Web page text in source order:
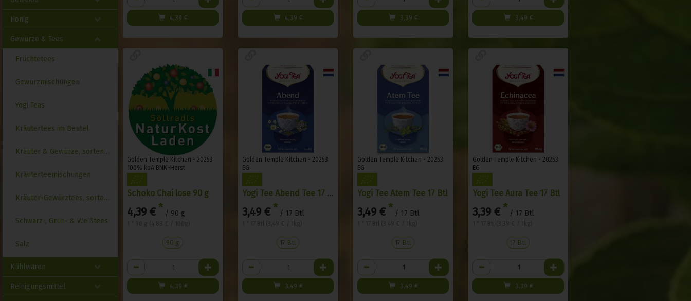
Honig
Gewürze & Tees
Früchtetees
Gewürzmischungen
Yogi Teas
Kräutertees im Beutel
Kräuter & Gewürze, sortenrein
Kräuterteemischungen
Kräuter-Gewürztees, sortenrein
Schwarz-, Grün- & Weißtees
Salz
Kühlwaren
Reinigungsmittel
4,39 € 4,39 € 3,39 € 3,49 €
Golden Temple Kitchen - 20253
100% kbA BNN-Herst
Schoko Chai lose 90 g
4,39 € * / 90 g
90 g
Anzahl
4,39 €
Golden Temple Kitchen - 20253
EG
Yogi Tee Abend Tee 17 Btl
3,49 € * / 17 Btl
17 Btl
Anzahl
3,49 €
Golden Temple Kitchen - 20253
EG
Yogi Tee Atem Tee 17 Btl
3,49 € * / 17 Btl
17 Btl
Anzahl
3,49 €
Golden Temple Kitchen - 20253
EG
Yogi Tee Aura Tee 17 Btl
3,39 € * / 17 Btl
17 Btl
Anzahl
3,39 €